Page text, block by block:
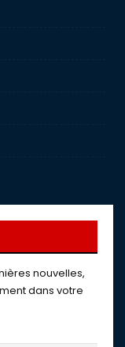
nouvelles,
dans votre